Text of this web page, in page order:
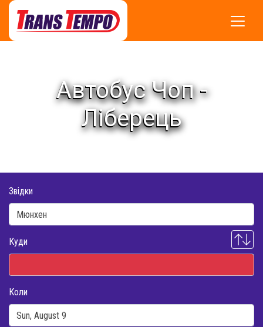
Автобус Чоп -
Ліберець
Звідки
Куди
Коли